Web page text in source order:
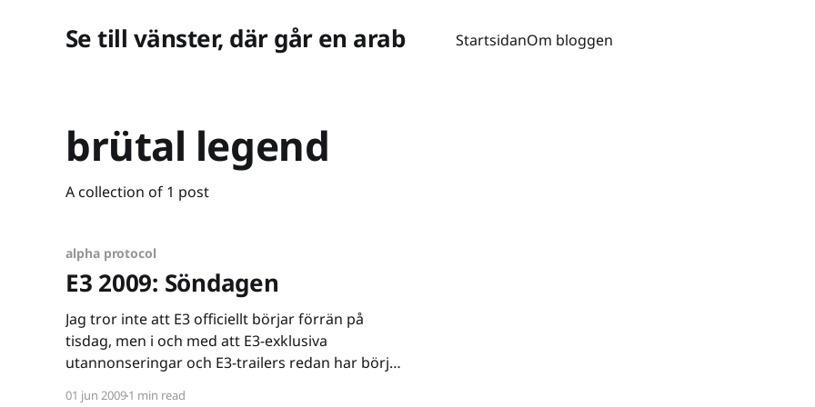
Se till vänster, där går en arab StartsidanOm bloggen
brütal legend
A collection of 1 post
alpha protocol
E3 2009: Söndagen
Jag tror inte att E3 officiellt börjar förrän på
tisdag, men i och med att E3-exklusiva
utannonseringar och E3-trailers redan har börjat
01 jun 20091 min read